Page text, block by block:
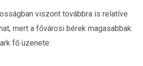
viszont továbbra is relatíve
mert a fővárosi bérek magasabbak.
fő üzenete: